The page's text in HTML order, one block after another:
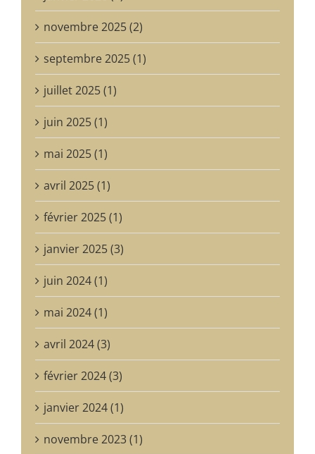
novembre 2025 (2)
septembre 2025 (1)
juillet 2025 (1)
juin 2025 (1)
mai 2025 (1)
avril 2025 (1)
février 2025 (1)
janvier 2025 (3)
juin 2024 (1)
mai 2024 (1)
avril 2024 (3)
février 2024 (3)
janvier 2024 (1)
novembre 2023 (1)